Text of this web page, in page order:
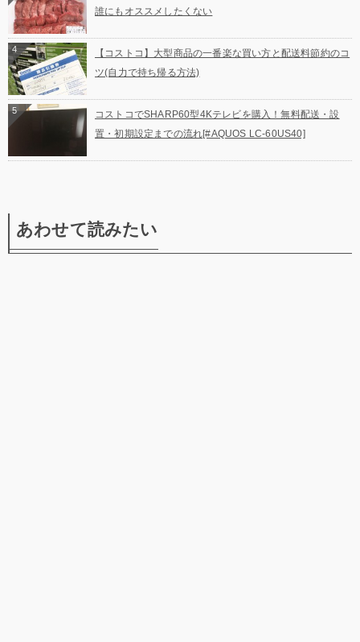
誰にもオススメしたくない
4
【コストコ】大型商品の一番楽な買い方と配送料節約のコ
ツ(自力で持ち帰る方法)
5
コストコでSHARP60型4Kテレビを購入！無料配送・設
置・初期設定までの流れ[#AQUOS LC-60US40]
あわせて読みたい